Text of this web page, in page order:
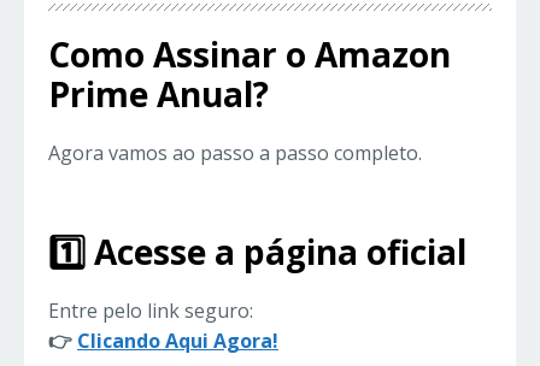
Como Assinar o Amazon
Prime Anual?
Agora vamos ao passo a passo completo.
1️⃣ Acesse a página oficial
Entre pelo link seguro:
👉 Clicando Aqui Agora!